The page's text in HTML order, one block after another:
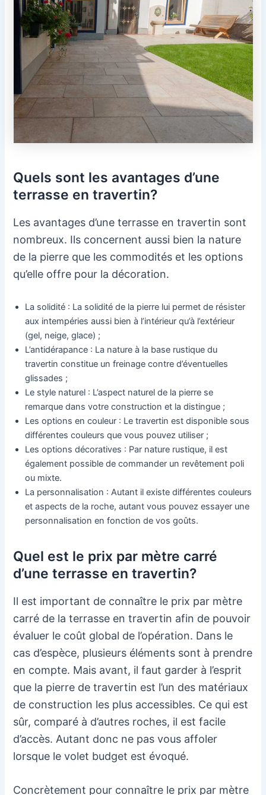
Quels sont les avantages d’une
terrasse en travertin?
Les avantages d’une terrasse en travertin sont
nombreux. Ils concernent aussi bien la nature
de la pierre que les commodités et les options
qu’elle offre pour la décoration.
La solidité : La solidité de la pierre lui permet de résister
aux intempéries aussi bien à l’intérieur qu’à l’extérieur
(gel, neige, glace) ;
L’antidérapance : La nature à la base rustique du
travertin constitue un freinage contre d’éventuelles
glissades ;
Le style naturel : L’aspect naturel de la pierre se
remarque dans votre construction et la distingue ;
Les options en couleur : Le travertin est disponible sous
différentes couleurs que vous pouvez utiliser ;
Les options décoratives : Par nature rustique, il est
également possible de commander un revêtement poli
ou mixte.
La personnalisation : Autant il existe différentes couleurs
et aspects de la roche, autant vous pouvez essayer une
personnalisation en fonction de vos goûts.
Quel est le prix par mètre carré
d’une terrasse en travertin?
Il est important de connaître le prix par mètre
carré de la terrasse en travertin afin de pouvoir
évaluer le coût global de l’opération. Dans le
cas d’espèce, plusieurs éléments sont à prendre
en compte. Mais avant, il faut garder à l’esprit
que la pierre de travertin est l’un des matériaux
de construction les plus accessibles. Ce qui est
sûr, comparé à d’autres roches, il est facile
d’accès. Autant donc ne pas vous affoler
lorsque le volet budget est évoqué.
Concrètement pour connaître le prix par mètre